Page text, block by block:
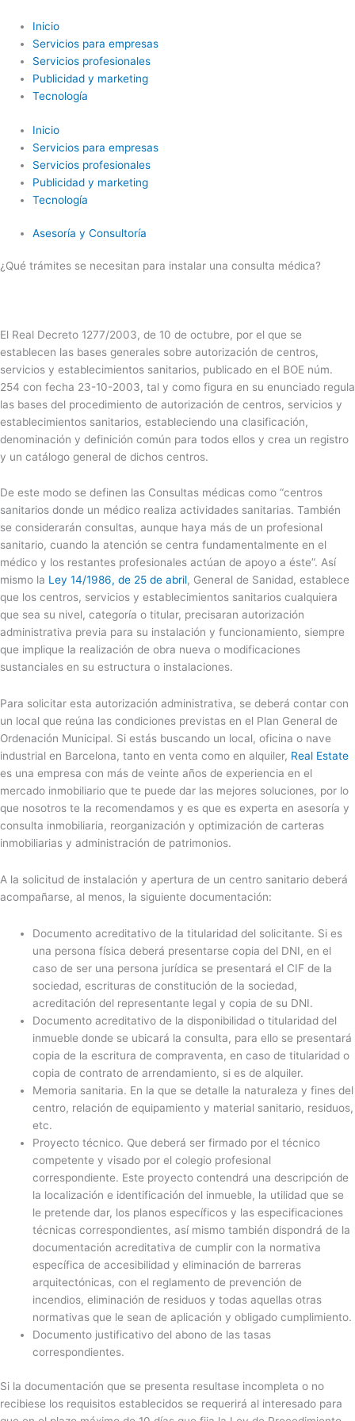
contenido
Inicio
Servicios para empresas
Servicios profesionales
Publicidad y marketing
Tecnología
Inicio
Servicios para empresas
Servicios profesionales
Publicidad y marketing
Tecnología
Asesoría y Consultoría
¿Qué trámites se necesitan para instalar una consulta médica?
El Real Decreto 1277/2003, de 10 de octubre, por el que se
establecen las bases generales sobre autorización de centros,
servicios y establecimientos sanitarios, publicado en el BOE núm.
254 con fecha 23-10-2003, tal y como figura en su enunciado regula
las bases del procedimiento de autorización de centros, servicios y
establecimientos sanitarios, estableciendo una clasificación,
denominación y definición común para todos ellos y crea un registro
y un catálogo general de dichos centros.
De este modo se definen las Consultas médicas como “centros
sanitarios donde un médico realiza actividades sanitarias. También
se considerarán consultas, aunque haya más de un profesional
sanitario, cuando la atención se centra fundamentalmente en el
médico y los restantes profesionales actúan de apoyo a éste”. Así
mismo la Ley 14/1986, de 25 de abril, General de Sanidad, establece
que los centros, servicios y establecimientos sanitarios cualquiera
que sea su nivel, categoría o titular, precisaran autorización
administrativa previa para su instalación y funcionamiento, siempre
que implique la realización de obra nueva o modificaciones
sustanciales en su estructura o instalaciones.
Para solicitar esta autorización administrativa, se deberá contar con
un local que reúna las condiciones previstas en el Plan General de
Ordenación Municipal. Si estás buscando un local, oficina o nave
industrial en Barcelona, tanto en venta como en alquiler, Real Estate
es una empresa con más de veinte años de experiencia en el
mercado inmobiliario que te puede dar las mejores soluciones, por lo
que nosotros te la recomendamos y es que es experta en asesoría y
consulta inmobiliaria, reorganización y optimización de carteras
inmobiliarias y administración de patrimonios.
A la solicitud de instalación y apertura de un centro sanitario deberá
acompañarse, al menos, la siguiente documentación:
Documento acreditativo de la titularidad del solicitante. Si es
una persona física deberá presentarse copia del DNI, en el
caso de ser una persona jurídica se presentará el CIF de la
sociedad, escrituras de constitución de la sociedad,
acreditación del representante legal y copia de su DNI.
Documento acreditativo de la disponibilidad o titularidad del
inmueble donde se ubicará la consulta, para ello se presentará
copia de la escritura de compraventa, en caso de titularidad o
copia de contrato de arrendamiento, si es de alquiler.
Memoria sanitaria. En la que se detalle la naturaleza y fines del
centro, relación de equipamiento y material sanitario, residuos,
etc.
Proyecto técnico. Que deberá ser firmado por el técnico
competente y visado por el colegio profesional
correspondiente. Este proyecto contendrá una descripción de
la localización e identificación del inmueble, la utilidad que se
le pretende dar, los planos específicos y las especificaciones
técnicas correspondientes, así mismo también dispondrá de la
documentación acreditativa de cumplir con la normativa
específica de accesibilidad y eliminación de barreras
arquitectónicas, con el reglamento de prevención de
incendios, eliminación de residuos y todas aquellas otras
normativas que le sean de aplicación y obligado cumplimiento.
Documento justificativo del abono de las tasas
correspondientes.
Si la documentación que se presenta resultase incompleta o no
recibiese los requisitos establecidos se requerirá al interesado para